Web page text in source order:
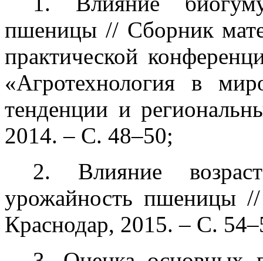
пшеницы // Сборник
практической
«Агротехнология в
тенденции и
2014. – С. 48–50;
2. Влияние
урожайность пшеницы
Краснодар, 2015. – С.